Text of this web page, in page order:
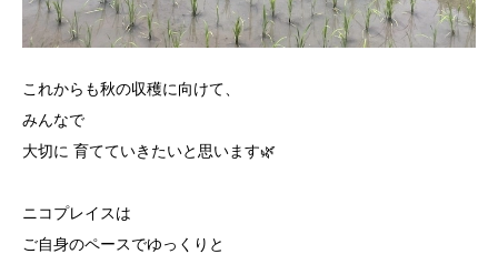
これからも秋の収穫に向けて、
みんなで
大切に 育てていきたいと思います🌿
ニコプレイスは
ご自身のペースでゆっくりと